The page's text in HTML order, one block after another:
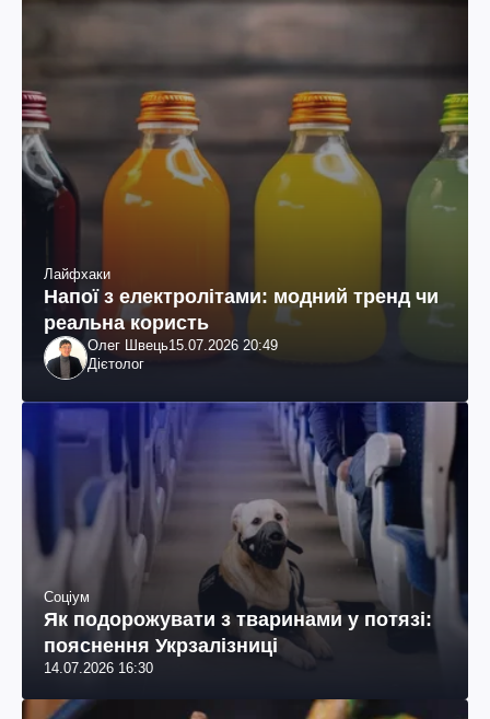
Лайфхаки
Напої з електролітами: модний тренд чи
реальна користь
Олег Швець15.07.2026 20:49
Дієтолог
Соціум
Як подорожувати з тваринами у потязі:
пояснення Укрзалізниці
14.07.2026 16:30